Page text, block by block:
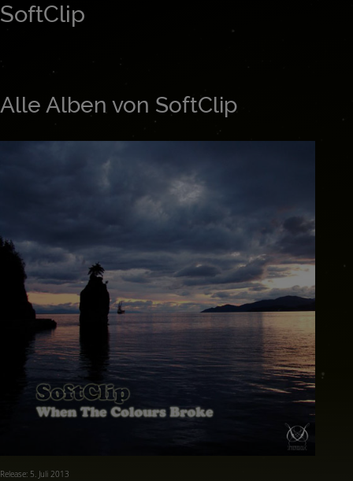
SoftClip
Alle Alben von SoftClip
Release: 5. Juli 2013